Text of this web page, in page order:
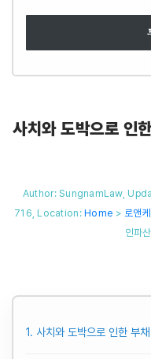
사치와 도박으로 인
Author: SungnamLaw,
716, Location:Home > 로앤
인파
1. 사치와 도박으로 인한 부